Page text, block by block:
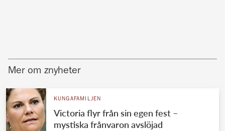
Mer om znyheter
KUNGAFAMILJEN
Victoria flyr från sin egen fest –
mystiska frånvaron avslöjad